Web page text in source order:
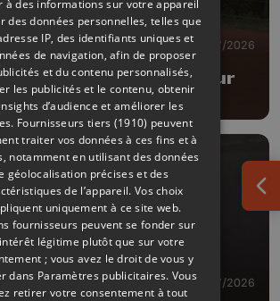
08/07/2026
: entrée réussi pour
!
03/07/2026
à des informations sur votre appareil
des données personnelles, telles que
IP, des identifiants uniques et
de navigation, afin de proposer
et du contenu personnalisés,
les publicités et le contenu, obtenir
d’audience et améliorer les
Fournisseurs tiers (1910) peuvent
traiter vos données à ces fins et à
notamment en utilisant des données
géolocalisation précises et des
de l’appareil. Vos choix
uniquement à ce site web.
fournisseurs peuvent se fonder sur
légitime plutôt que sur votre
; vous avez le droit de vous y
dans Paramètres publicitaires. Vous
retirer votre consentement à tout